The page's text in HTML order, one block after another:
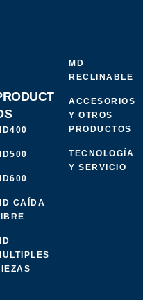
CAÍDA
MD
RECLINABLE
ACCESORIOS
Y OTROS
PRODUCTOS
TECNOLOGÍA
Y SERVICIO